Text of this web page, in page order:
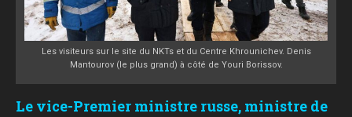
Les visiteurs sur le site du NKTs et du Centre Khrounichev. Denis
Mantourov (le plus grand) à côté de Youri Borissov.
Le vice-Premier ministre russe, ministre de